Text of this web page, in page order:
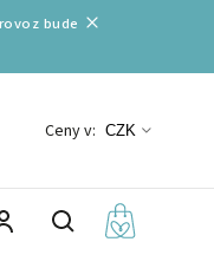
bude
údajů
Ceny v: CZK